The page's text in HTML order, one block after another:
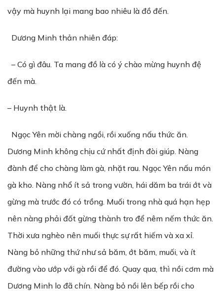
vậy mà huynh lại mang bao nhiêu là đồ đến.
Dương Minh thản nhiên đáp:
– Có gì đâu. Ta mang đồ là có ý chào mừng huynh đệ
đến mà.
– Huynh thật là.
Ngọc Yên mời chàng ngồi, rồi xuống nấu thức ăn.
Dương Minh không chịu cứ nhất định đòi giúp. Nàng
đành để cho chàng làm gà, nhặt rau. Ngọc Yên nấu món
gà kho. Nàng nhổ ít sả trong vườn, hái dăm ba trái ớt và
gừng mà trước đó có trồng. Muối trong nhà quá hạn hẹp
nên nàng phải đốt gừng thành tro để nêm nếm thức ăn.
Thời xưa nghèo nên muối thực sự rất hiếm và xa xỉ.
Nàng bỏ những thứ như sả băm, ớt băm, muối, và ít
đường vào ướp với gà rồi để đó. Quay qua, thì nồi cơm mà
Dương Minh lo đã chín. Nàng bỏ nồi lên bếp rồi cho